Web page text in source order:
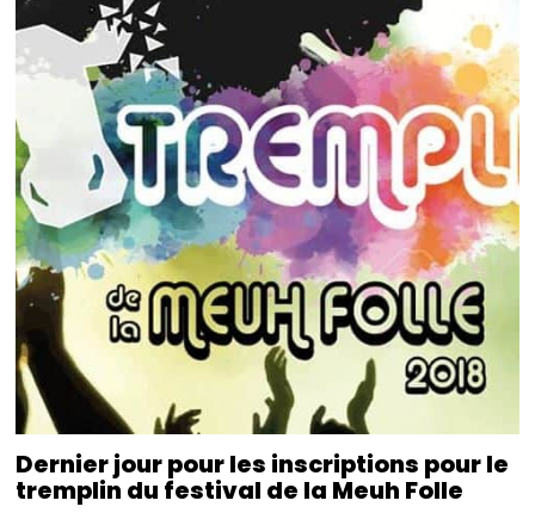
Dernier jour pour les inscriptions pour le
tremplin du festival de la Meuh Folle